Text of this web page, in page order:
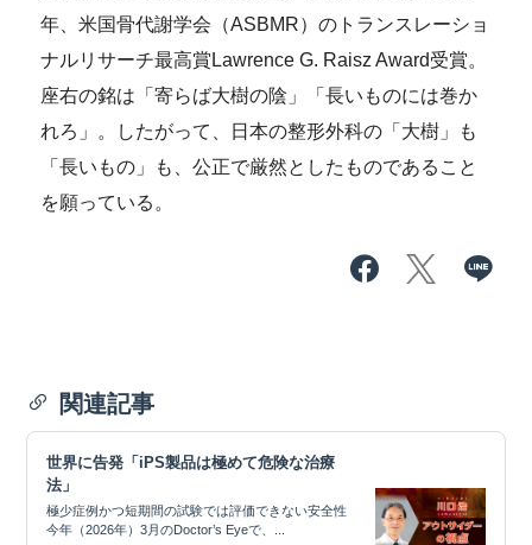
年、米国骨代謝学会（ASBMR）のトランスレーショ
ナルリサーチ最高賞Lawrence G. Raisz Award受賞。
座右の銘は「寄らば大樹の陰」「長いものには巻か
れろ」。したがって、日本の整形外科の「大樹」も
「長いもの」も、公正で厳然としたものであること
を願っている。
関連記事
世界に告発「iPS製品は極めて危険な治療
法」
極少症例かつ短期間の試験では評価できない安全性
今年（2026年）3月のDoctor’s Eyeで、...